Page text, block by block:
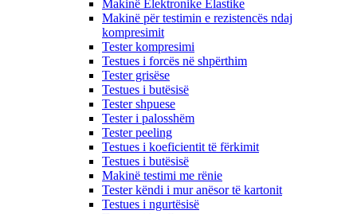
Makinë Elektronike Elastike
Makinë për testimin e rezistencës ndaj
kompresimit
Tester kompresimi
Testues i forcës në shpërthim
Tester grisëse
Testues i butësisë
Tester shpuese
Tester i palosshëm
Tester peeling
Testues i koeficientit të fërkimit
Testues i butësisë
Makinë testimi me rënie
Tester këndi i mur anësor të kartonit
Testues i ngurtësisë